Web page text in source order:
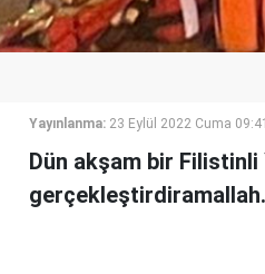
Yayınlanma: 23 Eylül 2022 Cuma 09:41
Dün akşam bir Filistinli
gerçekleştirdiramallah.